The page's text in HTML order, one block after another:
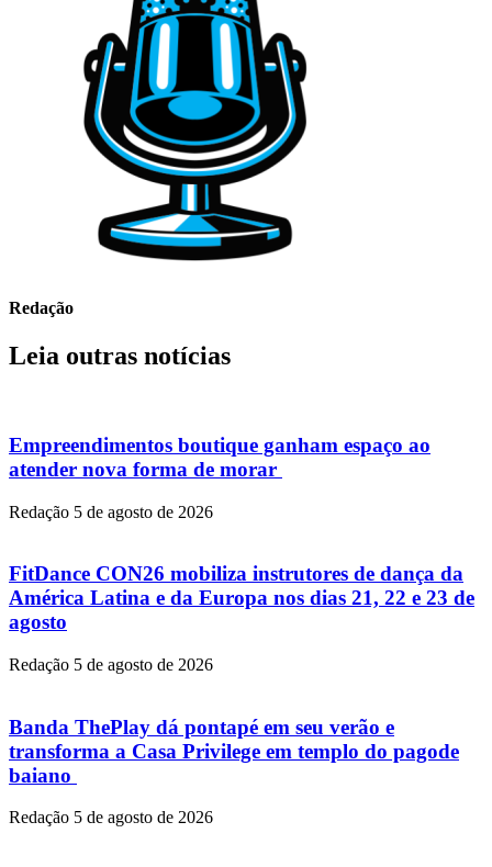
Redação
Leia outras notícias
Empreendimentos boutique ganham espaço ao
atender nova forma de morar
Redação 5 de agosto de 2026
FitDance CON26 mobiliza instrutores de dança da
América Latina e da Europa nos dias 21, 22 e 23 de
agosto
Redação 5 de agosto de 2026
Banda ThePlay dá pontapé em seu verão e
transforma a Casa Privilege em templo do pagode
baiano
Redação 5 de agosto de 2026